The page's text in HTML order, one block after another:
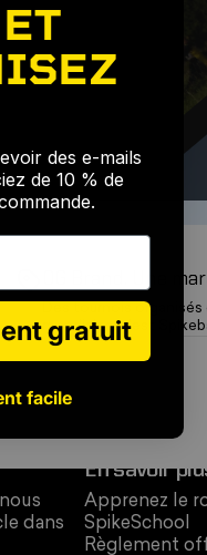
OG Brand. Une
Des tournois
mondiales, c'est
dans
En savoir
Apprenez le
SpikeSchool
Règlement
des e-mails
de 10 % de
gratuit
facile